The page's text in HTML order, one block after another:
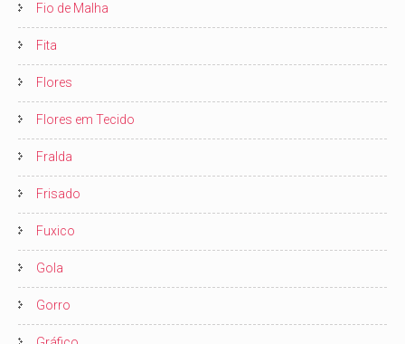
Fio de Malha
Fita
Flores
Flores em Tecido
Fralda
Frisado
Fuxico
Gola
Gorro